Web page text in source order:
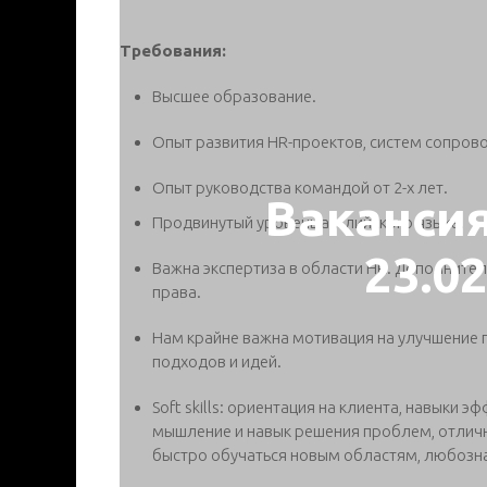
Требования:
Высшее образование.
Опыт развития HR-проектов, систем
Опыт руководства командой от 2-х лет.
Продвинутый уровень английского языка.
Важна экспертиза в области HR.
права.
Нам крайне важна мотивация на улучшение
подходов и идей.
Soft skills: ориентация на клиента, навыки
мышление и навык решения проблем,
быстро обучаться новым областям,